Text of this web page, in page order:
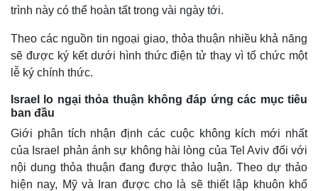
trình này có thể hoàn tất trong vài ngày tới.
Theo các nguồn tin ngoại giao, thỏa thuận nhiều khả năng
sẽ được ký kết dưới hình thức điện tử thay vì tổ chức một
lễ ký chính thức.
Israel lo ngại thỏa thuận không đáp ứng các mục tiêu
ban đầu
Giới phân tích nhận định các cuộc không kích mới nhất
của Israel phản ánh sự không hài lòng của Tel Aviv đối với
nội dung thỏa thuận đang được thảo luận. Theo dự thảo
hiện nay, Mỹ và Iran được cho là sẽ thiết lập khuôn khổ